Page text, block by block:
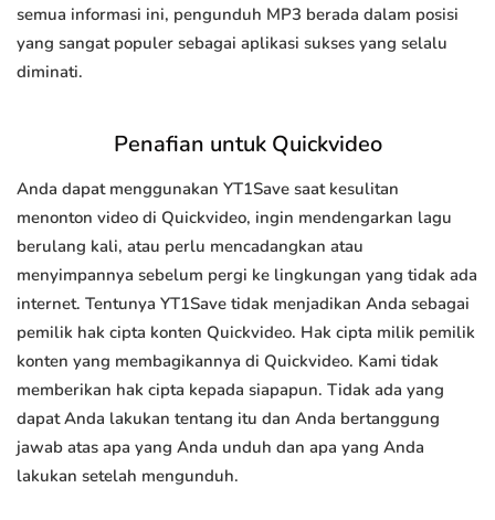
semua informasi ini, pengunduh MP3 berada dalam posisi
yang sangat populer sebagai aplikasi sukses yang selalu
diminati.
Penafian untuk Quickvideo
Anda dapat menggunakan YT1Save saat kesulitan
menonton video di Quickvideo, ingin mendengarkan lagu
berulang kali, atau perlu mencadangkan atau
menyimpannya sebelum pergi ke lingkungan yang tidak ada
internet. Tentunya YT1Save tidak menjadikan Anda sebagai
pemilik hak cipta konten Quickvideo. Hak cipta milik pemilik
konten yang membagikannya di Quickvideo. Kami tidak
memberikan hak cipta kepada siapapun. Tidak ada yang
dapat Anda lakukan tentang itu dan Anda bertanggung
jawab atas apa yang Anda unduh dan apa yang Anda
lakukan setelah mengunduh.